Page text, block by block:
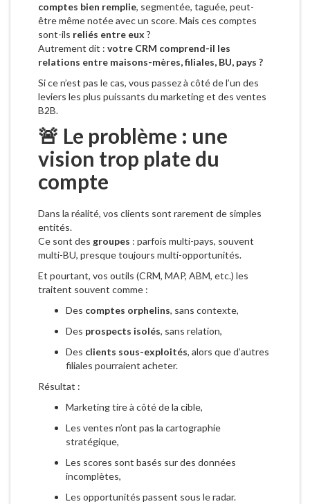
comptes bien remplie, segmentée, taguée, peut-
être même notée avec un score. Mais ces comptes
sont-ils reliés entre eux ?
Autrement dit : votre CRM comprend-il les
relations entre maisons-mères, filiales, BU, pays ?
Si ce n’est pas le cas, vous passez à côté de l’un des
leviers les plus puissants du marketing et des ventes
B2B.
🚨 Le problème : une
vision trop plate du
compte
Dans la réalité, vos clients sont rarement de simples
entités.
Ce sont des groupes : parfois multi-pays, souvent
multi-BU, presque toujours multi-opportunités.
Et pourtant, vos outils (CRM, MAP, ABM, etc.) les
traitent souvent comme :
Des comptes orphelins, sans contexte,
Des prospects isolés, sans relation,
Des clients sous-exploités, alors que d’autres
filiales pourraient acheter.
Résultat :
Marketing tire à côté de la cible,
Les ventes n’ont pas la cartographie
stratégique,
Les scores sont basés sur des données
incomplètes,
Les opportunités passent sous le radar.